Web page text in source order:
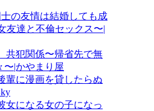
の友情は結婚しても成
友達と不倫セックス〜|
共犯関係〜帰省先で無
〜|かやまり屋
輩に漫画を貸したらぬ
女になる女の子になっ